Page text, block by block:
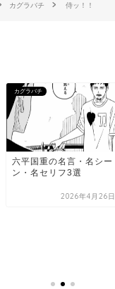
カグラバチ 侍ッ！！
カグラバチ
六平国重の名言・名シー
ン・名セリフ3選
2026年4月26日